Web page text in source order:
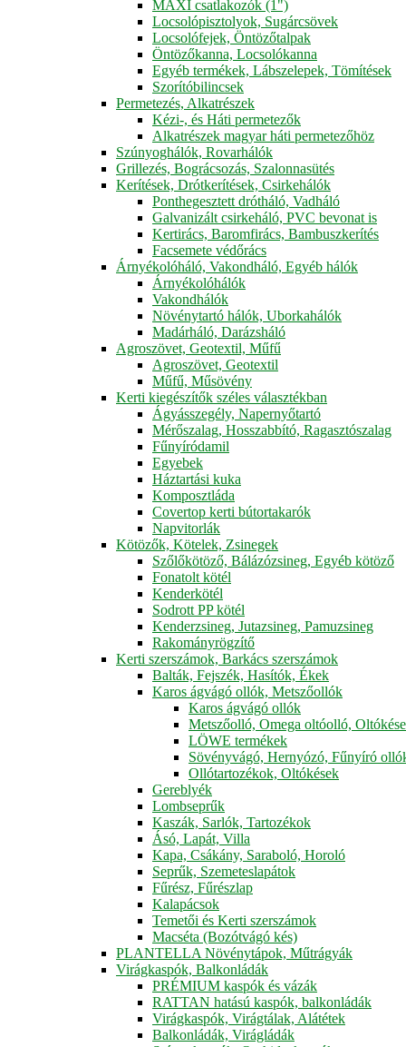
MAXI csatlakozók (1")
Locsolópisztolyok, Sugárcsövek
Locsolófejek, Öntözőtalpak
Öntözőkanna, Locsolókanna
Egyéb termékek, Lábszelepek, Tömítések
Szorítóbilincsek
Permetezés, Alkatrészek
Kézi-, és Háti permetezők
Alkatrészek magyar háti permetezőhöz
Szúnyoghálók, Rovarhálók
Grillezés, Bográcsozás, Szalonnasütés
Kerítések, Drótkerítések, Csirkehálók
Ponthegesztett drótháló, Vadháló
Galvanizált csirkeháló, PVC bevonat is
Kertirács, Baromfirács, Bambuszkerítés
Facsemete védőrács
Árnyékolóháló, Vakondháló, Egyéb hálók
Árnyékolóhálók
Vakondhálók
Növénytartó hálók, Uborkahálók
Madárháló, Darázsháló
Agroszövet, Geotextil, Műfű
Agroszövet, Geotextil
Műfű, Műsövény
Kerti kiegészítők széles választékban
Ágyásszegély, Napernyőtartó
Mérőszalag, Hosszabbító, Ragasztószalag
Fűnyíródamil
Egyebek
Háztartási kuka
Komposztláda
Covertop kerti bútortakarók
Napvitorlák
Kötözők, Kötelek, Zsinegek
Szőlőkötöző, Bálázózsineg, Egyéb kötöző
Fonatolt kötél
Kenderkötél
Sodrott PP kötél
Kenderzsineg, Jutazsineg, Pamuzsineg
Rakományrögzítő
Kerti szerszámok, Barkács szerszámok
Balták, Fejszék, Hasítók, Ékek
Karos ágvágó ollók, Metszőollók
Karos ágvágó ollók
Metszőolló, Omega oltóolló,
LÖWE termékek
Sövényvágó, Hernyózó, Fűnyíró
Ollótartozékok, Oltókések
Gereblyék
Lombseprűk
Kaszák, Sarlók, Tartozékok
Ásó, Lapát, Villa
Kapa, Csákány, Saraboló, Horoló
Seprűk, Szemeteslapátok
Fűrész, Fűrészlap
Kalapácsok
Temetői és Kerti szerszámok
Macséta (Bozótvágó kés)
PLANTELLA Növénytápok, Műtrágyák
Virágkaspók, Balkonládák
PRÉMIUM kaspók és vázák
RATTAN hatású kaspók, balkonládák
Virágkaspók, Virágtálak, Alátétek
Balkonládák, Virágládák